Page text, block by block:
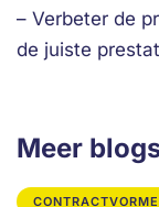
– Verbeter de
de juiste
Meer